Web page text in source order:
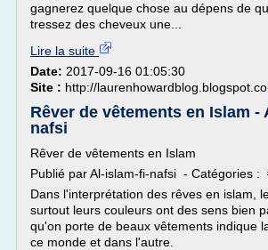
gagnerez quelque chose au dépens de
tressez des cheveux une...
Lire la suite
Date: 2017-09-16 01:05:30
Site : http://
Rêver de vêtements en Islam -
nafsi
Rêver de vêtements en Islam
Publié par Al-islam-fi-nafsi - Catégories :
Dans l'interprétation des rêves en islam,
surtout leurs couleurs ont des sens bien
qu'on porte de beaux vêtements indique
ce monde et dans l'autre.